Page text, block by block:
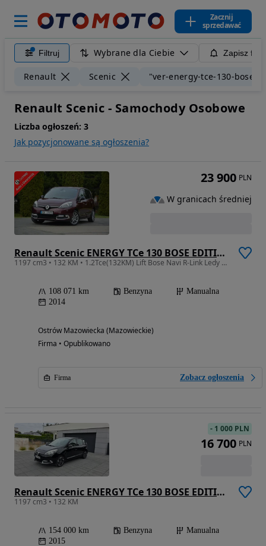
Zacznij
sprzedawać
Filtruj Wybrane dla Ciebie Zapisz
Renault Scenic "ver-energy-tce-130-bose-
Renault Scenic - Samochody Osobowe
Liczba ogłoszeń: 3
Jak pozycjonowane są ogłoszenia?
Renault Scenic ENERGY TCe 130 BOSE EDITION
1197 cm3 • 132 KM • 1.2Tce(132KM) Lift Bose Navi R-Link Ledy pół-Skóry Parktr Alu 17"
108 071 km Benzyna
Manualna
2014
Ostrów Mazowiecka (Mazowieckie)
Firma • Opublikowano
Firma Zobacz ogłoszenia
23 900 PLN
W granicach średniej
Renault Scenic ENERGY TCe 130 BOSE EDITION
1197 cm3 • 132 KM
154 000 km Benzyna
Manualna
2015
- 1 000 PLN
16 700 PLN